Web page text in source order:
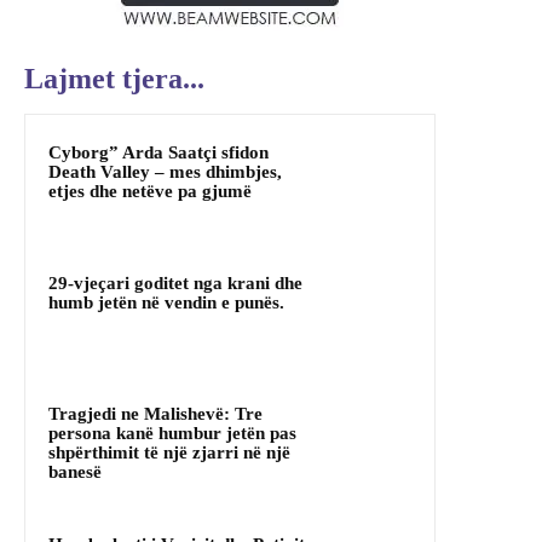
Lajmet tjera...
Cyborg” Arda Saatçi sfidon
Death Valley – mes dhimbjes,
etjes dhe netëve pa gjumë
29-vjeçari goditet nga krani dhe
humb jetën në vendin e punës.
Tragjedi ne Malishevë: Tre
persona kanë humbur jetën pas
shpërthimit të një zjarri në një
banesë